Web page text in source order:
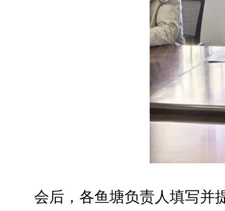
会后，各鱼塘负责人填写并